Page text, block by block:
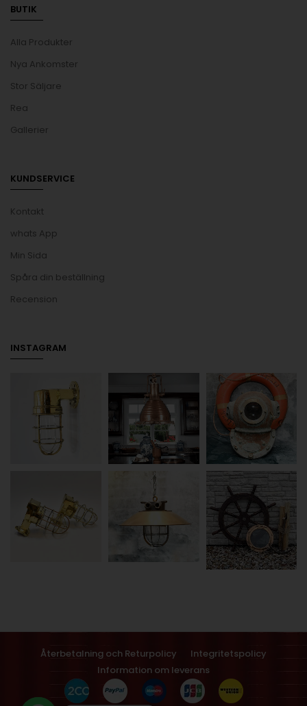
BUTIK
Alla Produkter
Nya Ankomster
Stor Säljare
Rea
Gallerier
KUNDSERVICE
Kontakt
whats App
Min Sida
Spåra din beställning
Recension
INSTAGRAM
Återbetalning och Returpolicy
Integritetspolicy
Information om leverans